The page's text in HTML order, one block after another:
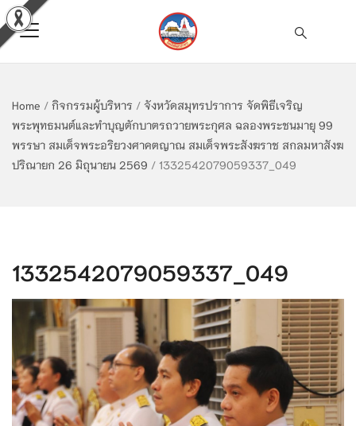
Home / กิจกรรมผู้บริหาร / จังหวัดสมุทรปราการ จัดพิธีเจริญ
พระพุทธมนต์และทำบุญตักบาตรถวายพระกุศล ฉลองพระชนมายุ 99
พรรษา สมเด็จพระอริยวงศาคตญาณ สมเด็จพระสังฆราช สกลมหาสังฆ
ปริณายก 26 มิถุนายน 2569 / 1332542079059337_049
1332542079059337_049